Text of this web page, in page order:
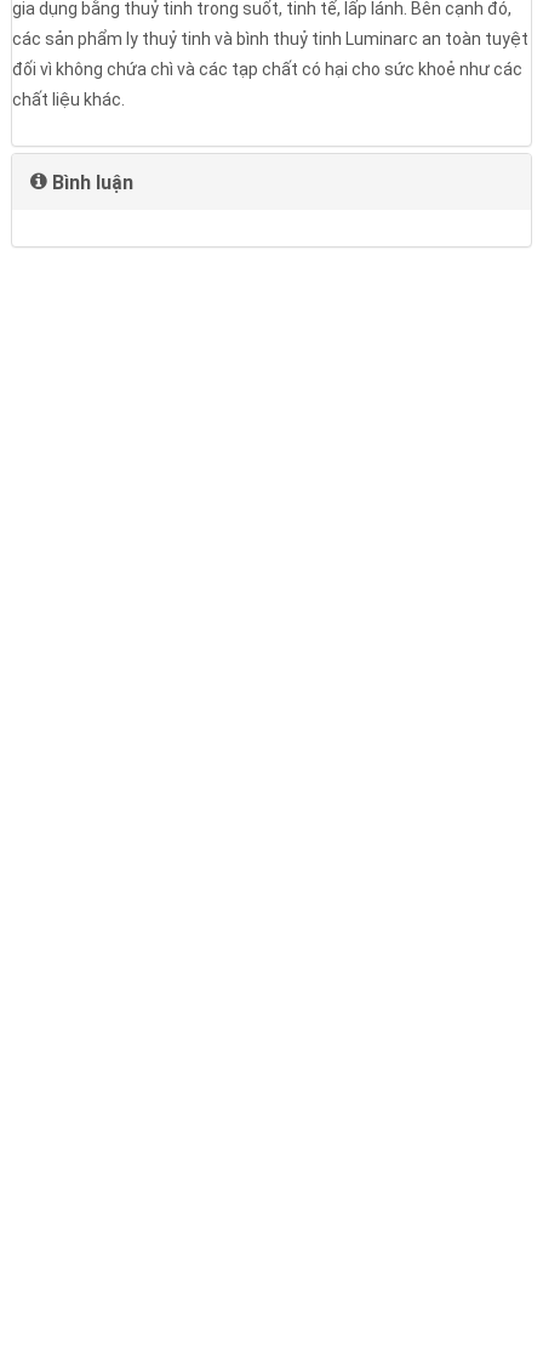
gia dụng bằng thuỷ tinh trong suốt, tinh tế, lấp lánh. Bên cạnh đó,
các sản phẩm ly thuỷ tinh và bình thuỷ tinh Luminarc an toàn tuyệt
đối vì không chứa chì và các tạp chất có hại cho sức khoẻ như các
chất liệu khác.
Bình luận